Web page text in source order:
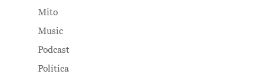
Mito
Music
Podcast
Política